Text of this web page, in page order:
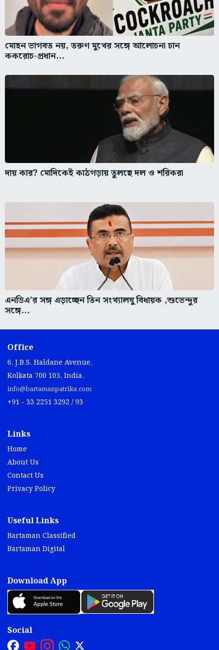
মোহন ভাগবত নয়, তরুণ মুখের সঙ্গে আলোচনা চান
ককরোচ-প্রধান...
দায় কার? মোদিকেই কাঠগড়ায় তুলছে দল ও শরিকরা
এনডিএ’র সঙ্গ এড়াচ্ছেন তিন সংখ্যালঘু বিধায়ক ,শুভেন্দুর
সঙ্গে...
Office
6, J.B.S. Haldane Avenue,
Kolkata 700 105, India.
info@bartamanpatrika.com
+91 - 33 2251 3292 / 93
Links
Home
About Us
Contact Us
Privacy Policy
Useful Links
Bartaman Classified
Bartaman Digital
Download App
Social